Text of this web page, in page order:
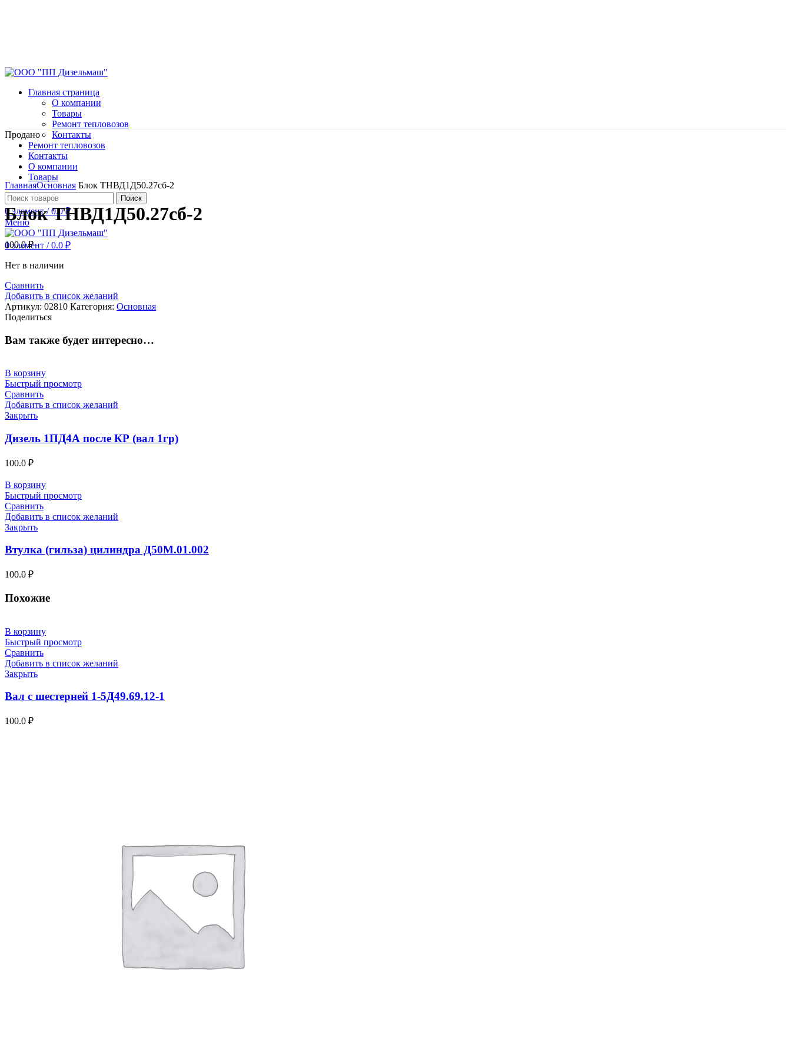
Главная страница
О компании
Товары
Ремонт тепловозов
Контакты
Ремонт тепловозов
Контакты
О компании
Товары
Поиск
0элемент / 0.0₽
Меню
0элемент / 0.0 ₽
Продано
Нажмите, чтобы увеличить
ГлавнаяОсновная Блок ТНВД1Д50.27сб-2
Блок ТНВД1Д50.27сб-2
100.0₽
Нет в наличии
Сравнить
Добавить в список желаний
Артикул: 02810 Категория: Основная
Поделиться
Вам также будет интересно…
В корзину
Быстрый просмотр
Сравнить
Добавить в список желаний
Закрыть
Дизель 1ПД4А после КР (вал 1гр)
100.0 ₽
В корзину
Быстрый просмотр
Сравнить
Добавить в список желаний
Закрыть
Втулка (гильза) цилиндра Д50М.01.002
100.0 ₽
Похожие
В корзину
Быстрый просмотр
Сравнить
Добавить в список желаний
Закрыть
Вал с шестерней 1-5Д49.69.12-1
100.0 ₽